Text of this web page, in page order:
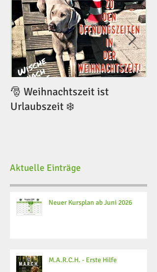
🎅 Weihnachtszeit ist
Urlaubszeit ❄️
Aktuelle Einträge
Neuer Kursplan ab Juni 2026
M.A.R.C.H. - Erste Hilfe